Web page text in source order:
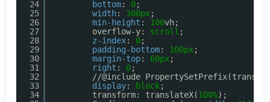
24
25
26
27
28
29
30
31
32
33
34
bottom: 0;
width: 300px;
min-height : 100vh;
overflow-y: scroll ;
z-index: 0;
padding-bottom: 100px;
margin-top: 60px;
right : 0;
//@include
display: block;
transform: translateX(100%);